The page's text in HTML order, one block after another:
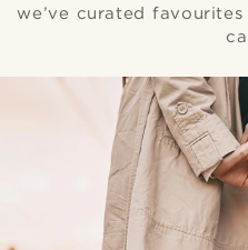
we’ve curated